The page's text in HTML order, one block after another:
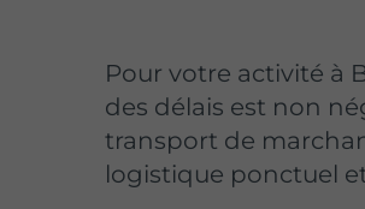
Pour votre activité à
des délais est non
transport de
logistique ponctuel